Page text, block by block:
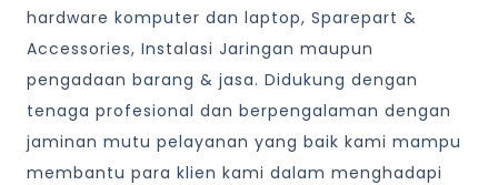
hardware komputer dan laptop, Sparepart &
Accessories, Instalasi Jaringan maupun
pengadaan barang & jasa. Didukung dengan
tenaga profesional dan berpengalaman dengan
jaminan mutu pelayanan yang baik kami mampu
membantu para klien kami dalam menghadapi